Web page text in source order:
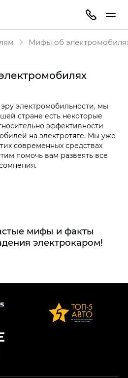
Мифы об
электромобильности, мы
стране есть некоторые
эффективности
на электротяге. Мы уже
современных средствах
помочь вам развеять все
мифы и факты
электрокаром!